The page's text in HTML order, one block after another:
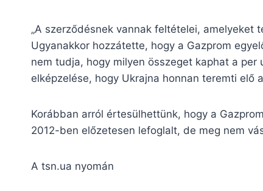
„A szerződésnek vannak feltételei, amelyeket
Ugyanakkor hozzátette, hogy a Gazprom
nem tudja, hogy milyen összeget kaphat a
elképzelése, hogy Ukrajna honnan teremti elő
Korábban arról értesülhettünk, hogy a
2012-ben előzetesen lefoglalt, de meg nem
A tsn.ua nyomán